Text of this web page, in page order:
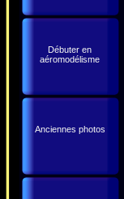
Débuter en
aéromodélisme
Anciennes photos